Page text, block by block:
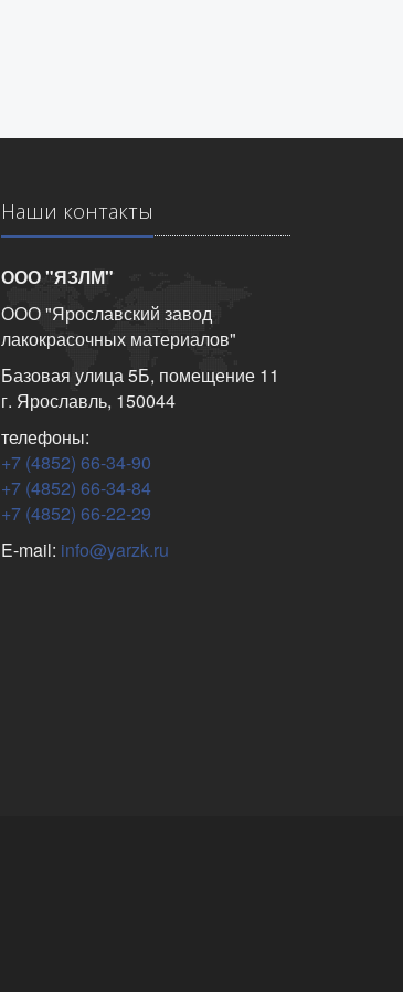
Наши контакты
ООО "ЯЗЛМ"
ООО "Ярославский завод
лакокрасочных материалов"
Базовая улица 5Б, помещение 11
г. Ярославль, 150044
телефоны:
+7 (4852) 66-34-90
+7 (4852) 66-34-84
+7 (4852) 66-22-29
E-mail: info@yarzk.ru